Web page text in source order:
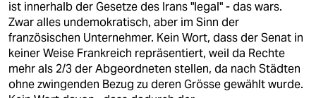
ist innerhalb der Gesetze des Irans "legal" - das wars.
Zwar alles undemokratisch, aber im Sinn der
französischen Unternehmer. Kein Wort, dass der Senat in
keiner Weise Frankreich repräsentiert, weil da Rechte
mehr als 2/3 der Abgeordneten stellen, da nach Städten
ohne zwingenden Bezug zu deren Grösse gewählt wurde.